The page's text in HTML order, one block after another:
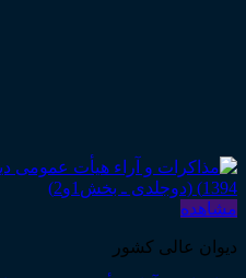
مشاهده
دیوان عالی کشور